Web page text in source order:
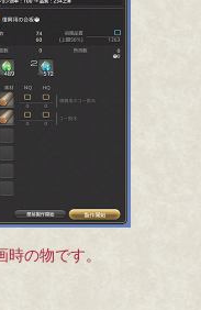
の物です。